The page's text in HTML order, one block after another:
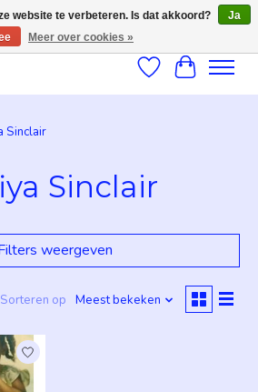
Verlanglijst
Sinclair
Sinclair
weergeven
Sorteren op Meest bekeken
website te verbeteren. Is dat akkoord?
Ja
Meer over cookies »